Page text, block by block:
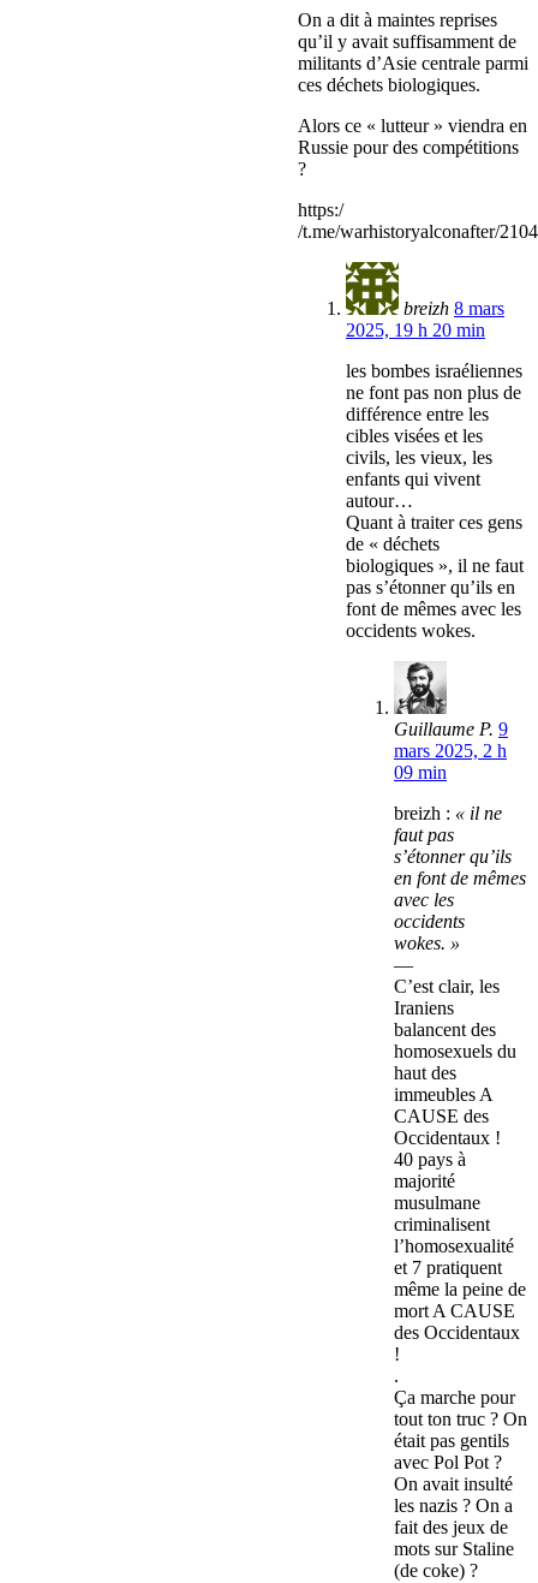
On a dit à maintes reprises
qu’il y avait suffisamment de
militants d’Asie centrale parmi
ces déchets biologiques.
Alors ce « lutteur » viendra en
Russie pour des compétitions
?
https:/
/t.me/warhistoryalconafter/
breizh 8 mars
2025, 19 h 20 min
les bombes israéliennes
ne font pas non plus de
différence entre les
cibles visées et les
civils, les vieux, les
enfants qui vivent
autour…
Quant à traiter ces gens
de « déchets
biologiques », il ne faut
pas s’étonner qu’ils en
font de mêmes avec les
occidents wokes.
Guillaume P. 9
mars 2025, 2 h
09 min
breizh : « il ne
faut pas
s’étonner qu’ils
en font de mêmes
avec les
occidents
wokes. »
—
C’est clair, les
Iraniens
balancent des
homosexuels du
haut des
immeubles A
CAUSE des
Occidentaux !
40 pays à
majorité
musulmane
criminalisent
l’homosexualité
et 7 pratiquent
même la peine de
mort A CAUSE
des Occidentaux
!
.
Ça marche pour
tout ton truc ? On
était pas gentils
avec Pol Pot ?
On avait insulté
les nazis ? On a
fait des jeux de
mots sur Staline
(de coke) ?